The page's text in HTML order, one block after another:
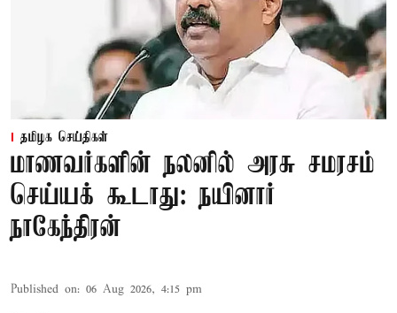
தமிழக செய்திகள்
மாணவர்களின் நலனில் அரசு சமரசம்
செய்யக் கூடாது: நயினார்
நாகேந்திரன்
Published on: 06 Aug 2026, 4:15 pm